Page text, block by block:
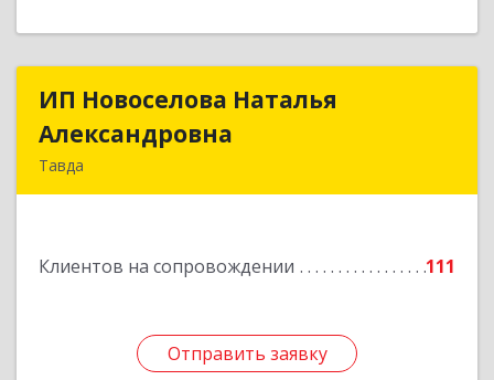
ИП Новоселова Наталья
Александровна
Тавда
Клиентов на сопровождении 111
Отправить заявку
ИП Новоселова Наталья
Подробнее
Отправить заявку